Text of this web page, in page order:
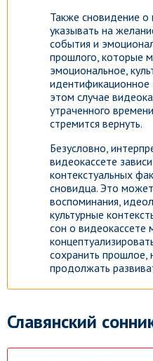
Также сновидение
указывать на
события и
прошлого, которые
эмоциональное,
идентификационное
этом случае
утраченного
стремится вернуть.
Безусловно,
видеокассете
контекстуальных
сновидца. Это
воспоминания,
культурные
сон о видеокассете
сохранить прошлое,
продолжать
Славянский